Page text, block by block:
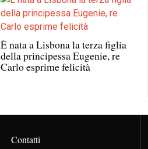
È nata a Lisbona la terza figlia
della principessa Eugenie, re
Carlo esprime felicità
Contatti